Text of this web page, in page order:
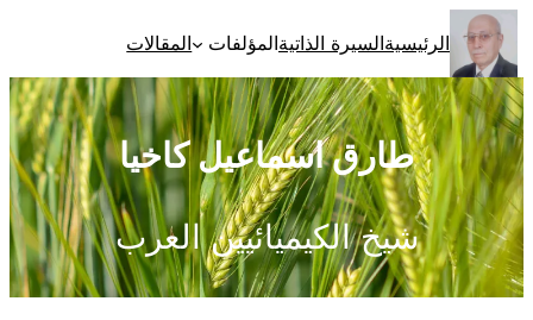
تخطى
إلى
المحتوى
الرئيسيةالسيرة الذاتيةالمؤلفات المقالات
طارق اسماعيل كاخيا
شيخ الكيميائيين العرب